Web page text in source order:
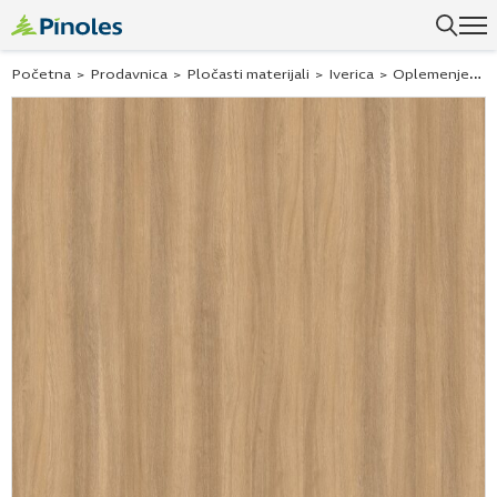
Početna > Prodavnica > Pločasti materijali > Iverica > Oplemenjena iverica - Univer ploče